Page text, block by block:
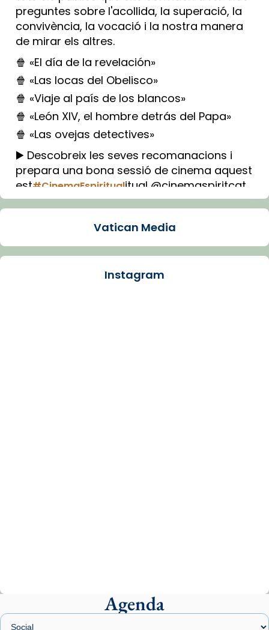
preguntes sobre l'acollida, la superació, la
convivència, la vocació i la nostra manera
de mirar els altres.
🍿 «El día de la revelación»
🍿 «Las locas del Obelisco»
🍿 «Viaje al país de los blancos»
🍿 «León XIV, el hombre detrás del Papa»
🍿 «Las ovejas detectives»
▶️ Descobreix les seves recomanacions i
prepara una bona sessió de cinema aquest
est#CinemaEspiritualitual @cinemaspiritcat
Imatge: Generada amb IA (OpenAI)
Arquebisbat de Barcelona
presidit aquest 27 de juliol la missa de Les
Santes de Mataró.
Vatican Media
Instagram
Agenda